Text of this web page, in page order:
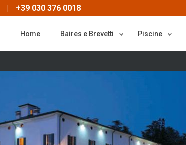
| +39 030 376 0018
Home Baires e Brevetti Piscine